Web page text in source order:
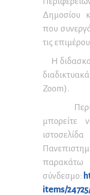
Δημοσίου
που
τις
Η
Zoom).
μπορείτε
παρακάτω
σύνδεσμο:
items/